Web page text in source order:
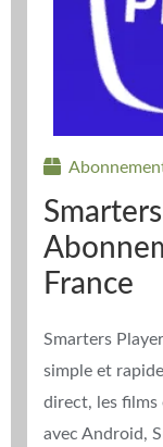
France
Smarters
simple et
direct, les films
avec Android,